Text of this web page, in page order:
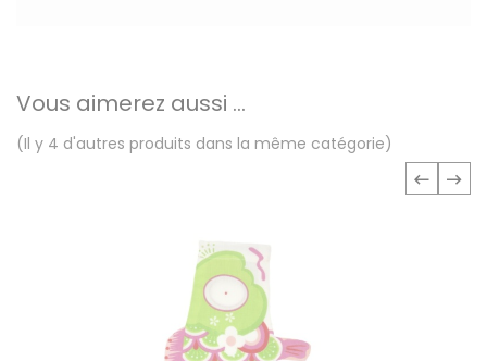
Vous aimerez aussi ...
(Il y 4 d'autres produits dans la même catégorie)